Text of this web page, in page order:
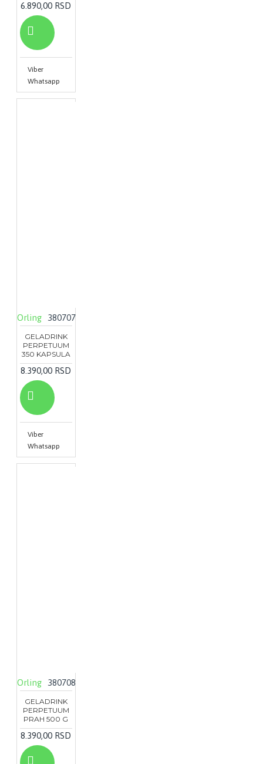
6.890,00 RSD
Viber
Whatsapp
Orling 380707
GELADRINK
PERPETUUM
350 KAPSULA
8.390,00 RSD
Viber
Whatsapp
Orling 380708
GELADRINK
PERPETUUM
PRAH 500 G
8.390,00 RSD